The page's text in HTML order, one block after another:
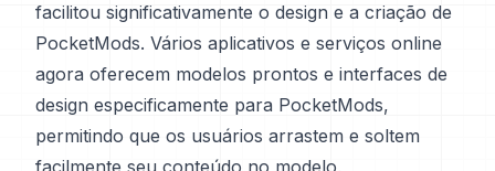
facilitou significativamente o design e a criação de
PocketMods. Vários aplicativos e serviços online
agora oferecem modelos prontos e interfaces de
design especificamente para PocketMods,
permitindo que os usuários arrastem e soltem
facilmente seu conteúdo no modelo,